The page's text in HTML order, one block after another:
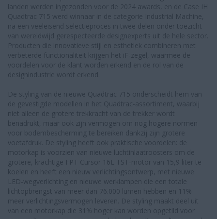
landen werden ingezonden voor de 2024 awards, en de Case IH
Quadtrac 715 werd winnaar in de categorie Industrial Machine,
na een veeleisend selectieproces in twee delen onder toezicht
van wereldwijd gerespecteerde designexperts uit de hele sector.
Producten die innovatieve stijl en esthetiek combineren met
verbeterde functionaliteit krijgen het iF-zegel, waarmee de
voordelen voor de klant worden erkend en de rol van de
designindustrie wordt erkend.
De styling van de nieuwe Quadtrac 715 onderscheidt hem van
de gevestigde modellen in het Quadtrac-assortiment, waarbij
niet alleen de grotere trekkracht van de trekker wordt
benadrukt, maar ook zijn vermogen om nog hogere normen
voor bodembescherming te bereiken dankzij zijn grotere
voetafdruk. De styling heeft ook praktische voordelen: de
motorkap is voorzien van nieuwe luchtinlaatroosters om de
grotere, krachtige FPT Cursor 16L TST-motor van 15,9 liter te
koelen en heeft een nieuw verlichtingsontwerp, met nieuwe
LED-wegverlichting en nieuwe werklampen die een totale
lichtopbrengst van meer dan 76.000 lumen hebben en 11%
meer verlichtingsvermogen leveren. De styling maakt deel uit
van een motorkap die 31% hoger kan worden opgetild voor